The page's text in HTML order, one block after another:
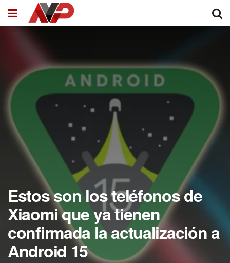
Estos son los teléfonos de
Xiaomi que ya tienen
confirmada la actualización a
Android 15